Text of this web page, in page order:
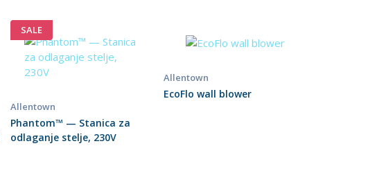
SALE
Allentown
Phantom™ — Stanica za
odlaganje stelje, 230V
Allentown
EcoFlo wall blower